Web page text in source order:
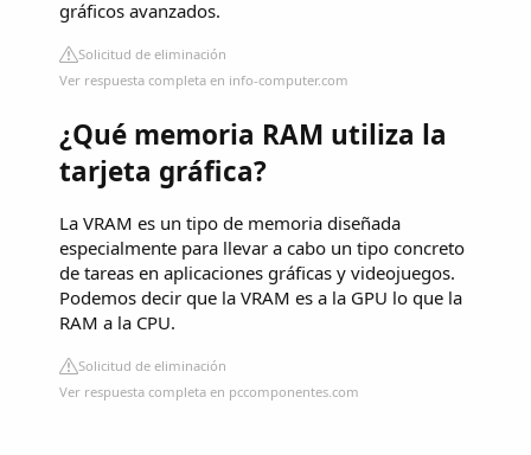
gráficos avanzados.
Solicitud de eliminación
Ver respuesta completa en info-computer.com
¿Qué memoria RAM utiliza la
tarjeta gráfica?
La VRAM es un tipo de memoria diseñada
especialmente para llevar a cabo un tipo concreto
de tareas en aplicaciones gráficas y videojuegos.
Podemos decir que la VRAM es a la GPU lo que la
RAM a la CPU.
Solicitud de eliminación
Ver respuesta completa en pccomponentes.com